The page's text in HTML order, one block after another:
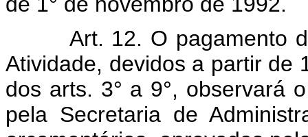
Art. 12. O pagamento
Atividade, devidos a partir de
dos arts. 3° a 9°, observará
pela Secretaria de